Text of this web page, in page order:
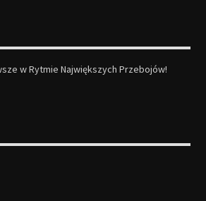
w Rytmie Największych Przebojów!